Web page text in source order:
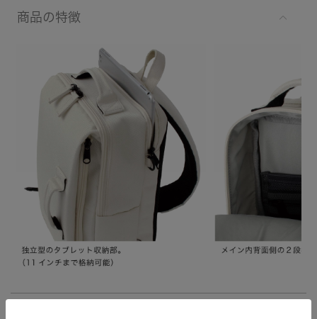
商品の特徴